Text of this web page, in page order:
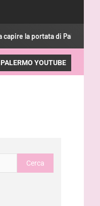
portata di Palermo”
YOUTUBE